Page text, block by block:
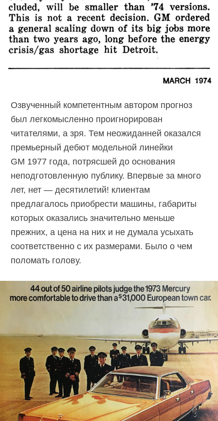
Озвученный компетентным автором прогноз
был легкомысленно проигнорирован
читателями, а зря. Тем неожиданней оказался
премьерный дебют модельной линейки
GM 1977 года, потрясшей до основания
неподготовленную публику. Впервые за много
лет, нет — десятилетий! клиентам
предлагалось приобрести машины, габариты
которых оказались значительно меньше
прежних, а цена на них и не думала усыхать
соответственно с их размерами. Было о чем
поломать голову.